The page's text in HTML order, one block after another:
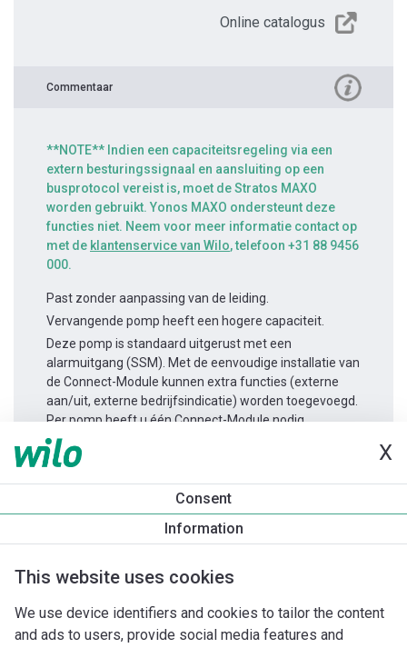
X
Consent
Information
This website uses cookies
We use device identifiers and cookies to tailor the content
and ads to users, provide social media features and
Online catalogus
Commentaar
**NOTE** Indien een capaciteitsregeling via een
extern besturingssignaal en aansluiting op een
busprotocol vereist is, moet de Stratos MAXO
worden gebruikt. Yonos MAXO ondersteunt deze
functies niet. Neem voor meer informatie contact op
met de klantenservice van Wilo, telefoon +31 88 9456
000.
Past zonder aanpassing van de leiding.
Vervangende pomp heeft een hogere capaciteit.
Deze pomp is standaard uitgerust met een
alarmuitgang (SSM). Met de eenvoudige installatie van
de Connect-Module kunnen extra functies (externe
aan/uit, externe bedrijfsindicatie) worden toegevoegd.
Per pomp heeft u één Connect-Module nodig.
Productinformatie